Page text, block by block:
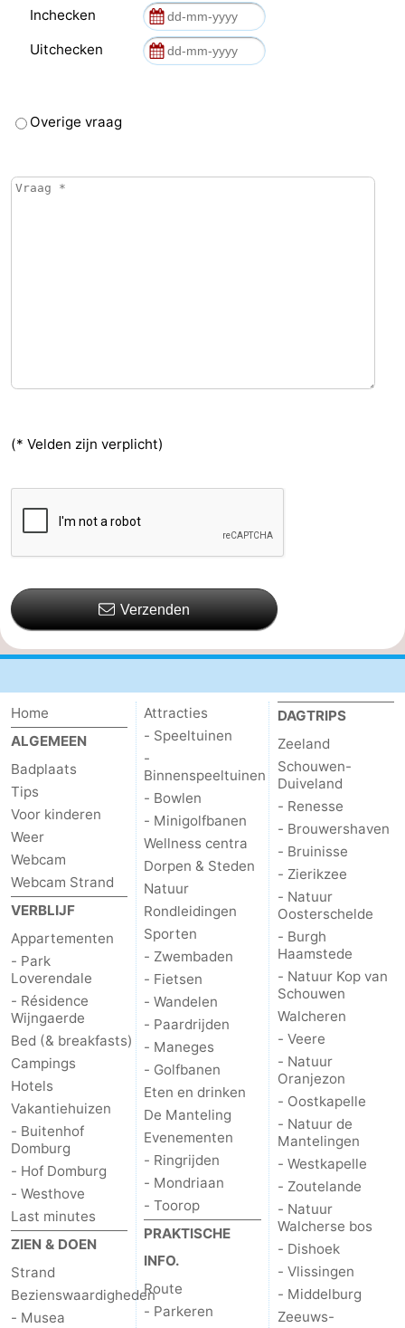
Inchecken
Uitchecken
Overige vraag
(* Velden zijn verplicht)
Verzenden
Home
ALGEMEEN
Badplaats
Tips
Voor kinderen
Weer
Webcam
Webcam Strand
VERBLIJF
Appartementen
- Park
Loverendale
- Résidence
Wijngaerde
Bed (& breakfasts)
Campings
Hotels
Vakantiehuizen
- Buitenhof
Domburg
- Hof Domburg
- Westhove
Last minutes
ZIEN & DOEN
Strand
Bezienswaardigheden
- Musea
Attracties
- Speeltuinen
-
Binnenspeeltuinen
- Bowlen
- Minigolfbanen
Wellness centra
Dorpen & Steden
Natuur
Rondleidingen
Sporten
- Zwembaden
- Fietsen
- Wandelen
- Paardrijden
- Maneges
- Golfbanen
Eten en drinken
De Manteling
Evenementen
- Ringrijden
- Mondriaan
- Toorop
PRAKTISCHE
INFO.
Route
- Parkeren
DAGTRIPS
Zeeland
Schouwen-
Duiveland
- Renesse
- Brouwershaven
- Bruinisse
- Zierikzee
- Natuur
Oosterschelde
- Burgh
Haamstede
- Natuur Kop van
Schouwen
Walcheren
- Veere
- Natuur
Oranjezon
- Oostkapelle
- Natuur de
Mantelingen
- Westkapelle
- Zoutelande
- Natuur
Walcherse bos
- Dishoek
- Vlissingen
- Middelburg
Zeeuws-